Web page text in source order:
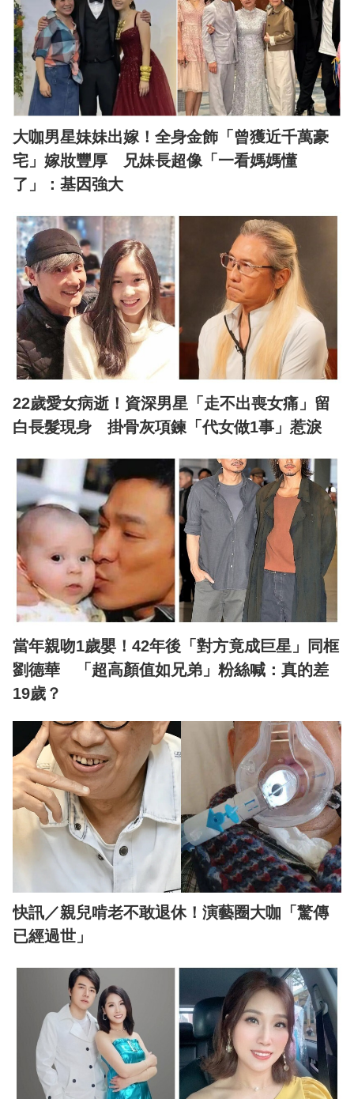
大咖男星妹妹出嫁！全身金飾「曾獲近千萬豪
宅」嫁妝豐厚 兄妹長超像「一看媽媽懂
了」：基因強大
22歲愛女病逝！資深男星「走不出喪女痛」留
白長髮現身 掛骨灰項鍊「代女做1事」惹淚
當年親吻1歲嬰！42年後「對方竟成巨星」同框
劉德華 「超高顏值如兄弟」粉絲喊：真的差
19歲？
快訊／親兒啃老不敢退休！演藝圈大咖「驚傳
已經過世」